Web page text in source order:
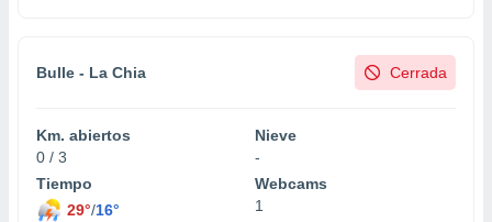
Bulle - La Chia Cerrada
Km. abiertos
0 / 3
Nieve
-
Tiempo
29°/16°
Webcams
1